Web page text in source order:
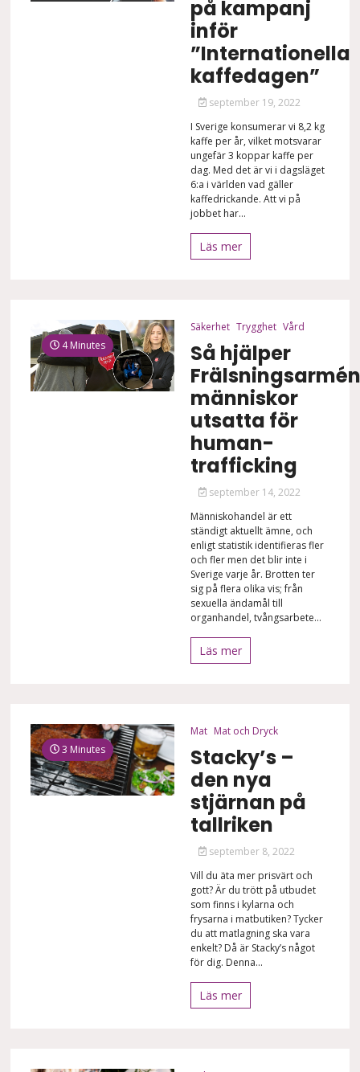
på kampanj
inför
”Internationella
kaffedagen”
september 19, 2022
I Sverige konsumerar vi 8,2 kg
kaffe per år, vilket motsvarar
ungefär 3 koppar kaffe per
dag. Med det är vi i dagsläget
6:a i världen vad gäller
kaffedrickande. Att vi på
jobbet har...
Läs mer
4 Minutes
Säkerhet Trygghet Vård
Så hjälper
Frälsningsarmén
människor
utsatta för
human-
trafficking
september 14, 2022
Människohandel är ett
ständigt aktuellt ämne, och
enligt statistik identifieras fler
och fler men det blir inte i
Sverige varje år. Brotten ter
sig på flera olika vis; från
sexuella ändamål till
organhandel, tvångsarbete...
Läs mer
3 Minutes
Mat Mat och Dryck
Stacky’s –
den nya
stjärnan på
tallriken
september 8, 2022
Vill du äta mer prisvärt och
gott? Är du trött på utbudet
som finns i kylarna och
frysarna i matbutiken? Tycker
du att matlagning ska vara
enkelt? Då är Stacky’s något
för dig. Denna...
Läs mer